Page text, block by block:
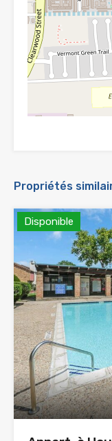
Propriétés
Disponible